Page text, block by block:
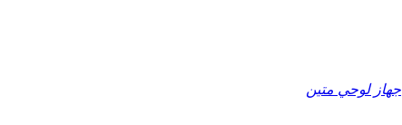
جهاز لوحي متين